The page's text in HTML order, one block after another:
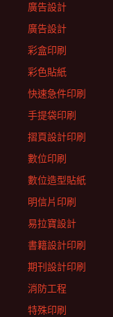
廣告設計
廣告設計
彩盒印刷
彩色貼紙
快速急件印刷
手提袋印刷
摺頁設計印刷
數位印刷
數位造型貼紙
明信片印刷
易拉寶設計
書籍設計印刷
期刊設計印刷
消防工程
特殊印刷